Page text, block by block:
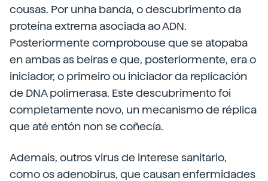
cousas. Por unha banda, o descubrimento da
proteína extrema asociada ao ADN.
Posteriormente comprobouse que se atopaba
en ambas as beiras e que, posteriormente, era o
iniciador, o primeiro ou iniciador da replicación
de DNA polimerasa. Este descubrimento foi
completamente novo, un mecanismo de réplica
que até entón non se coñecía.
Ademais, outros virus de interese sanitario,
como os adenobirus, que causan enfermidades